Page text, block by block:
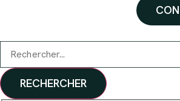
RECHERCHER